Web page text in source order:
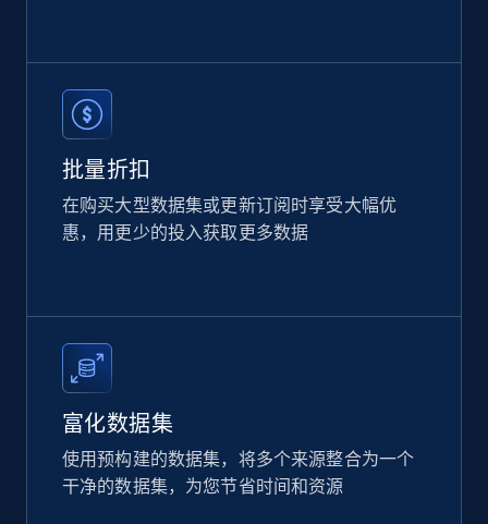
批量折扣
在购买大型数据集或更新订阅时享受大幅优
惠，用更少的投入获取更多数据
富化数据集
使用预构建的数据集，将多个来源整合为一个
干净的数据集，为您节省时间和资源